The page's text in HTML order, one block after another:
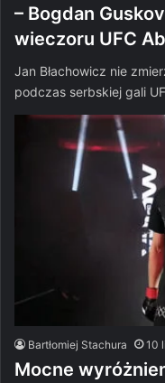
– Bogdan
wieczoru UFC
Jan Błachowicz nie
podczas serbskiej gali
Bartłomiej Stachura 10
Mocne